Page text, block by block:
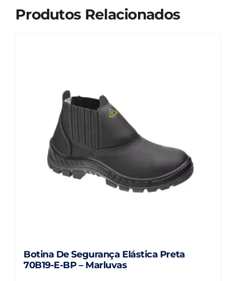
Produtos Relacionados
Botina De Segurança Elástica Preta
70B19-E-BP – Marluvas